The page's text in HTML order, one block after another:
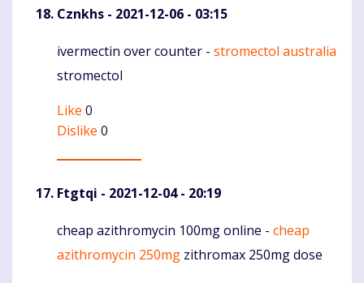
Cznkhs - 2021-12-06 - 03:15
Komentaras
ivermectin over counter - stromectol australia
stromectol
Like 0
Dislike 0
Ftgtqi - 2021-12-04 - 20:19
Komentaras
cheap azithromycin 100mg online - cheap
azithromycin 250mg zithromax 250mg dose